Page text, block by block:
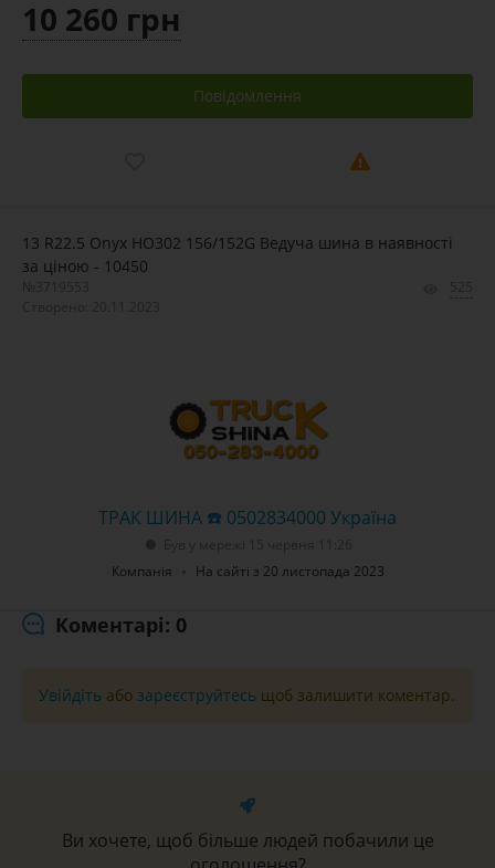
10 260 грн
Повідомлення
13 R22.5 Onyx HO302 156/152G Ведуча шина в наявності
за ціною - 10450
ТРАК ШИНА ☎️ 0502834000 Україна
Компанія
На сайті з 20 листопада 2023
Коментарі: 0
Увійдіть або зареєструйтесь щоб залишити коментар.
Ви хочете, щоб більше людей побачили це